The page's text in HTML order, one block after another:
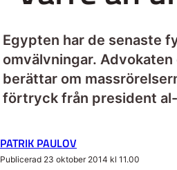
Egypten har de senaste
omvälvningar.
berättar om
förtryck från president
PATRIK PAULOV
Publicerad 23 oktober 2014 kl 11.00